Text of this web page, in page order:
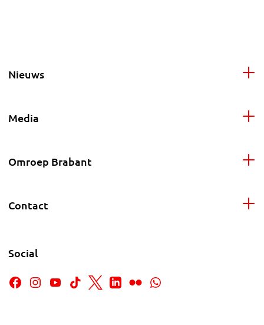
Nieuws
Media
Omroep Brabant
Contact
Social